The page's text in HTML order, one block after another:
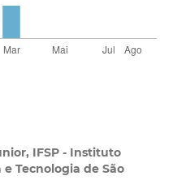
IFSP - Instituto
Tecnologia de São